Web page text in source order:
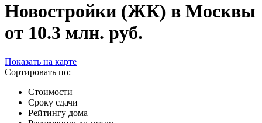
Новостройки (ЖК) в Москвы
от 10.3 млн. руб.
Показать на карте
Сортировать по:
Стоимости
Сроку сдачи
Рейтингу дома